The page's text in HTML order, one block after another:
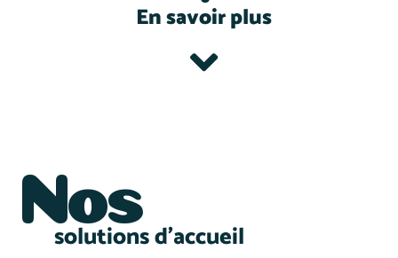
En savoir plus
Nos
solutions d'accueil